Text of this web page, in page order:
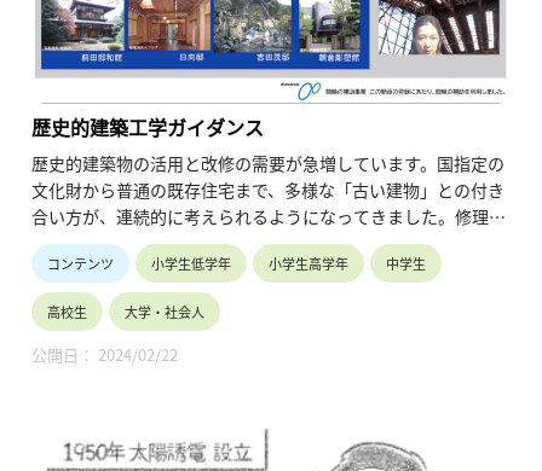
歴史的建築工学ガイダンス
歴史的建築物の活用と改修の需要が急増しています。国指定の
文化財から普通の既存住宅まで、多様な「古い建物」との付き
合い方が、連続的に考えられるようになってきました。修理・
活用・増改築をする際には、構造・防火・省エネなど様々な分
野との共同、更に現代的デザインとの融合などが求められま
す。この講義のターゲットは、歴史的建築工学の基礎的な知
識・最新の動向に関する情報を当該分野の専門家をお招きして
学び、議論しすることです。
要
コンテンツ 小学生低学年 小学生高学年 中学生
高校生 大学・社会人
公開日： 2024/02/22